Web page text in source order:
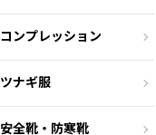
コンプレッション
ツナギ服
安全靴・防寒靴